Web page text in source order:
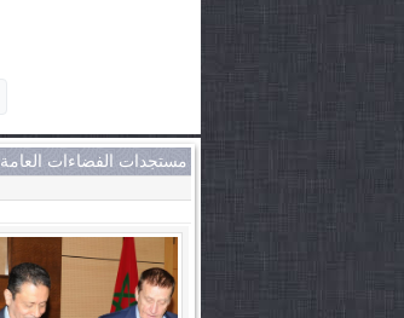
مستجدات الفضاءات العامة